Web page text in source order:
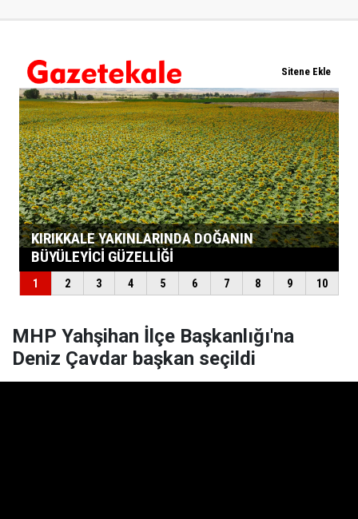
MHP Yahşihan İlçe Başkanlığı'na
Deniz Çavdar başkan seçildi